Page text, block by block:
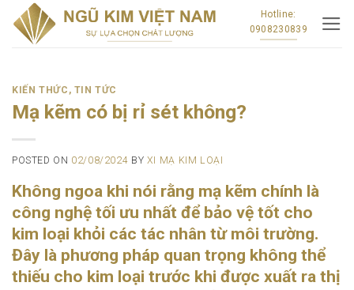
Skip
Hotline:
0908230839
KIẾN THỨC , TIN TỨC
Mạ kẽm có bị rỉ sét không?
POSTED ON 02/08/2024 BY XI MẠ KIM LOẠI
Không ngoa khi nói rằng mạ kẽm chính là
công nghệ tối ưu nhất để bảo vệ tốt cho
kim loại khỏi các tác nhân từ môi trường.
Đây là phương pháp quan trọng không thể
thiếu cho kim loại trước khi được xuất ra thị